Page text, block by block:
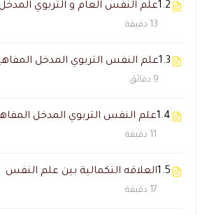
1.2علم النفس العام و التربوي
13 دقيقة
1.3علم النفس التربوي المدخل
9 دقائق
1.4علم النفس التربوي المدخل
11 دقيقة
1.5العلاقه التكمالية بين علم النفس
17 دقيقة